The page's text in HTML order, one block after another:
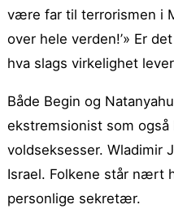
være far til terrorismen i
over hele verden!’» Er
hva slags virkelighet
Både Begin og
ekstremsionist som
voldseksesser. Wladimir
Israel. Folkene står nært
personlige sekretær.